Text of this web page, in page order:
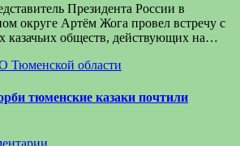
Президента России в
округе Артём Жога провел встречу с
казачьих обществ, действующих на…
Тюменской области
тюменские казаки почтили